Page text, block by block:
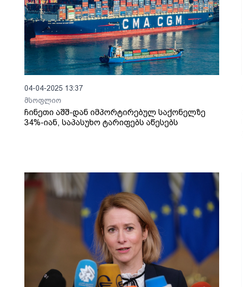
04-04-2025 13:37
მსოფლიო
ჩინეთი აშშ-დან იმპორტირებულ საქონელზე
34%-იან, საპასუხო ტარიფებს აწესებს